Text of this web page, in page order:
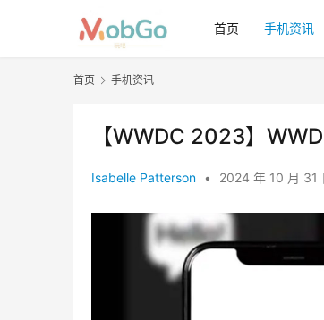
首页 手机资讯
首页 手机资讯
【WWDC 2023】
Isabelle Patterson • 2024 年 10 月 31